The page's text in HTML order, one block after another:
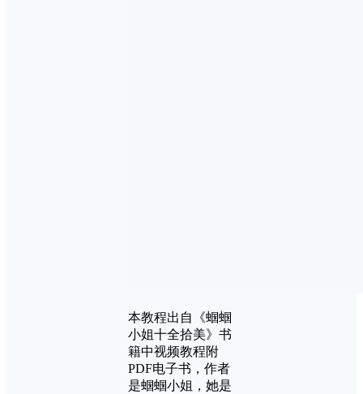
本教程出自《蝈蝈
小姐十全拾美》书
籍中视频教程附
PDF电子书，作者
是蝈蝈小姐，她是